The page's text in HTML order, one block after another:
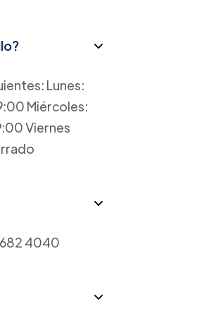
Lunes:
Miércoles:
Viernes
4040